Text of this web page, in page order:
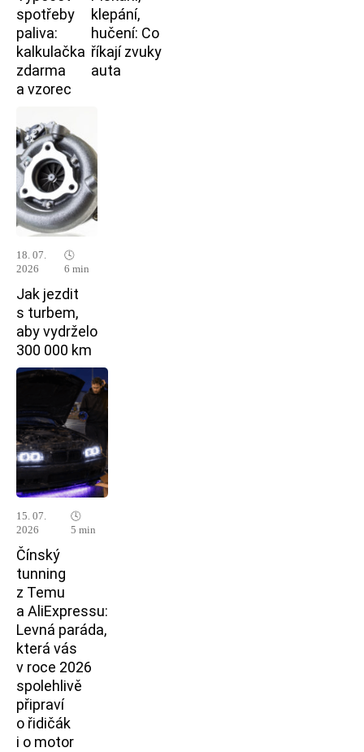
spotřeby
paliva:
kalkulačka
zdarma
a vzorec
klepání,
hučení: Co
říkají zvuky
auta
18. 07.
2026
🕓
6 min
Jak jezdit
s turbem,
aby vydrželo
300 000 km
15. 07.
2026
🕓
5 min
Čínský
tunning
z Temu
a AliExpressu:
Levná paráda,
která vás
v roce 2026
spolehlivě
připraví
o řidičák
i o motor